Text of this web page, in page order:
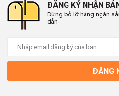
ĐĂNG KÝ NHẬN
Đừng bỏ lỡ hàng ngàn
dẫn
ĐĂNG